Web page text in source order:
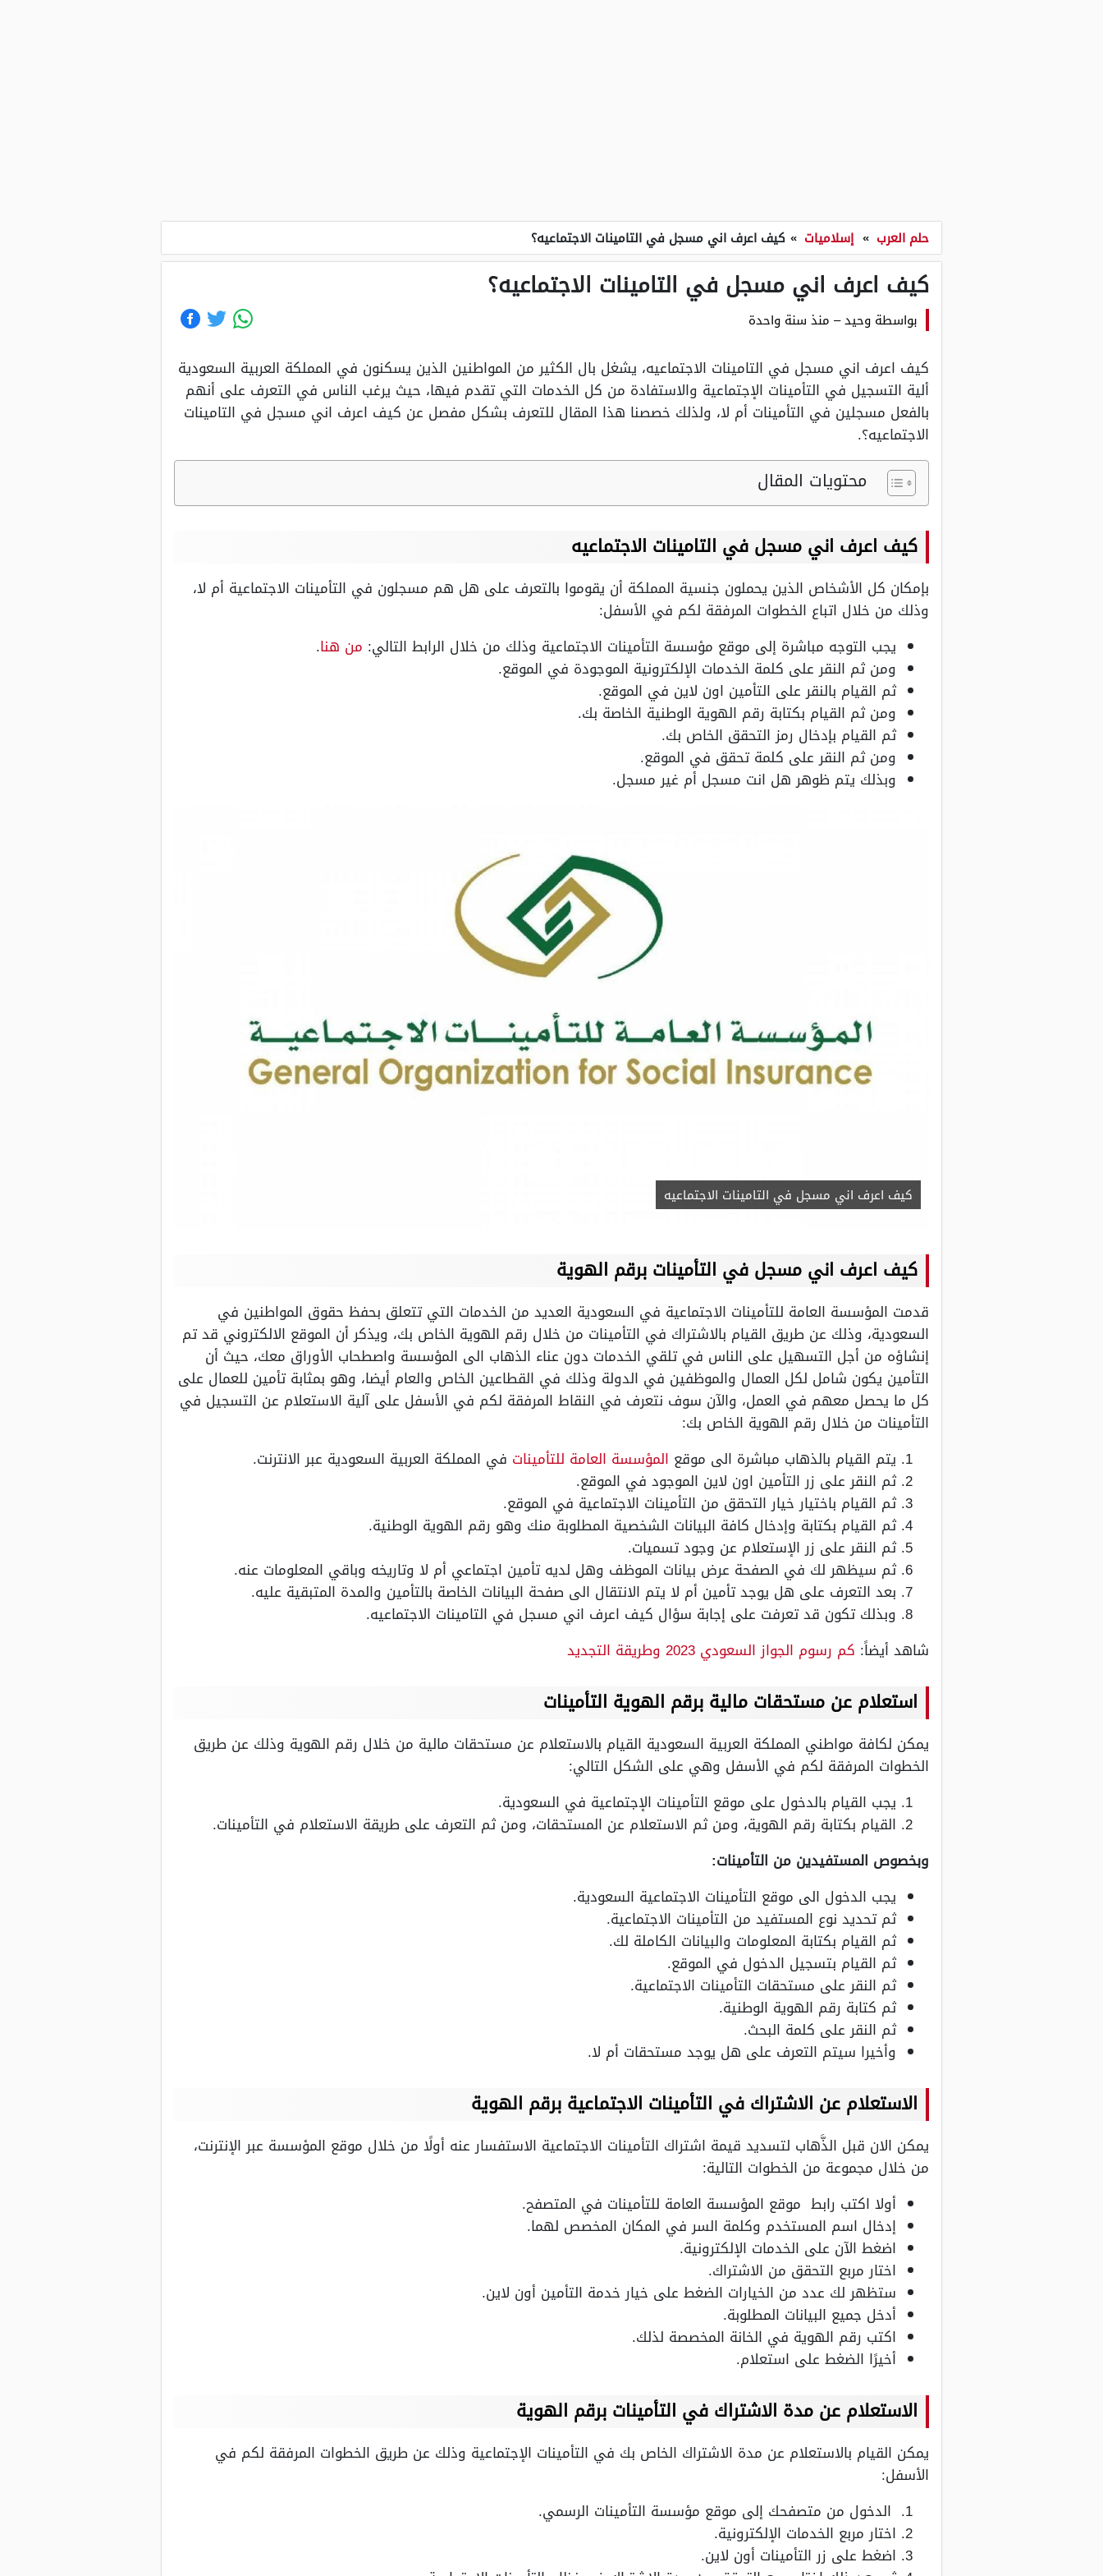
حلم العرب » إسلاميات » كيف اعرف اني مسجل في التامينات الاجتماعيه؟
كيف اعرف اني مسجل في التامينات الاجتماعيه؟
بواسطة وحيد– منذ سنة واحدة
كيف اعرف اني مسجل في التامينات الاجتماعيه، يشغل بال الكثير من المواطنين الذين يسكنون في المملكة العربية السعودية
ألية التسجيل في التأمينات الإجتماعية والاستفادة من كل الخدمات التي تقدم فيها، حيث يرغب الناس في التعرف على أنهم
بالفعل مسجلين في التأمينات أم لا، ولذلك خصصنا هذا المقال للتعرف بشكل مفصل عن كيف اعرف اني مسجل في التامينات
الاجتماعيه؟.
محتويات المقال
كيف اعرف اني مسجل في التامينات الاجتماعيه
بإمكان كل الأشخاص الذين يحملون جنسية المملكة أن يقوموا بالتعرف على هل هم مسجلون في التأمينات الاجتماعية أم لا،
وذلك من خلال اتباع الخطوات المرفقة لكم في الأسفل:
يجب التوجه مباشرة إلى موقع مؤسسة التأمينات الاجتماعية وذلك من خلال الرابط التالي: من هنا.
ومن ثم النقر على كلمة الخدمات الإلكترونية الموجودة في الموقع.
ثم القيام بالنقر على التأمين اون لاين في الموقع.
ومن ثم القيام بكتابة رقم الهوية الوطنية الخاصة بك.
ثم القيام بإدخال رمز التحقق الخاص بك.
ومن ثم النقر على كلمة تحقق في الموقع.
وبذلك يتم ظوهر هل انت مسجل أم غير مسجل.
كيف اعرف اني مسجل في التامينات الاجتماعيه
كيف اعرف اني مسجل في التأمينات برقم الهوية
قدمت المؤسسة العامة للتأمينات الاجتماعية في السعودية العديد من الخدمات التي تتعلق بحفظ حقوق المواطنين في
السعودية، وذلك عن طريق القيام بالاشتراك في التأمينات من خلال رقم الهوية الخاص بك، ويذكر أن الموقع الالكتروني قد تم
إنشاؤه من أجل التسهيل على الناس في تلقي الخدمات دون عناء الذهاب الى المؤسسة واصطحاب الأوراق معك، حيث أن
التأمين يكون شامل لكل العمال والموظفين في الدولة وذلك في القطاعين الخاص والعام أيضا، وهو بمثابة تأمين للعمال على
كل ما يحصل معهم في العمل، والآن سوف نتعرف في النقاط المرفقة لكم في الأسفل على آلية الاستعلام عن التسجيل في
التأمينات من خلال رقم الهوية الخاص بك:
يتم القيام بالذهاب مباشرة الى موقع المؤسسة العامة للتأمينات في المملكة العربية السعودية عبر الانترنت.
ثم النقر على زر التأمين اون لاين الموجود في الموقع.
ثم القيام باختيار خيار التحقق من التأمينات الاجتماعية في الموقع.
ثم القيام بكتابة وإدخال كافة البيانات الشخصية المطلوبة منك وهو رقم الهوية الوطنية.
ثم النقر على زر الإستعلام عن وجود تسميات.
ثم سيظهر لك في الصفحة عرض بيانات الموظف وهل لديه تأمين اجتماعي أم لا وتاريخه وباقي المعلومات عنه.
بعد التعرف على هل يوجد تأمين أم لا يتم الانتقال الى صفحة البيانات الخاصة بالتأمين والمدة المتبقية عليه.
وبذلك تكون قد تعرفت على إجابة سؤال كيف اعرف اني مسجل في التامينات الاجتماعيه.
شاهد أيضاً: كم رسوم الجواز السعودي 2023 وطريقة التجديد
استعلام عن مستحقات مالية برقم الهوية التأمينات
يمكن لكافة مواطني المملكة العربية السعودية القيام بالاستعلام عن مستحقات مالية من خلال رقم الهوية وذلك عن طريق
الخطوات المرفقة لكم في الأسفل وهي على الشكل التالي:
يجب القيام بالدخول على موقع التأمينات الإجتماعية في السعودية.
القيام بكتابة رقم الهوية، ومن ثم الاستعلام عن المستحقات، ومن ثم التعرف على طريقة الاستعلام في التأمينات.
وبخصوص المستفيدين من التأمينات:
يجب الدخول الى موقع التأمينات الاجتماعية السعودية.
ثم تحديد نوع المستفيد من التأمينات الاجتماعية.
ثم القيام بكتابة المعلومات والبيانات الكاملة لك.
ثم القيام بتسجيل الدخول في الموقع.
ثم النقر على مستحقات التأمينات الاجتماعية.
ثم كتابة رقم الهوية الوطنية.
ثم النقر على كلمة البحث.
وأخيرا سيتم التعرف على هل يوجد مستحقات أم لا.
الاستعلام عن الاشتراك في التأمينات الاجتماعية برقم الهوية
يمكن الان قبل الذَّهاب لتسديد قيمة اشتراك التأمينات الاجتماعية الاستفسار عنه أولًا من خلال موقع المؤسسة عبر الإنترنت،
من خلال مجموعة من الخطوات التالية:
أولا اكتب رابط موقع المؤسسة العامة للتأمينات في المتصفح.
إدخال اسم المستخدم وكلمة السر في المكان المخصص لهما.
اضغط الآن على الخدمات الإلكترونية.
اختار مربع التحقق من الاشتراك.
ستظهر لك عدد من الخيارات الضغط على خيار خدمة التأمين أون لاين.
أدخل جميع البيانات المطلوبة.
اكتب رقم الهوية في الخانة المخصصة لذلك.
أخيرًا الضغط على استعلام.
الاستعلام عن مدة الاشتراك في التأمينات برقم الهوية
يمكن القيام بالاستعلام عن مدة الاشتراك الخاص بك في التأمينات الإجتماعية وذلك عن طريق الخطوات المرفقة لكم في
الأسفل:
الدخول من متصفحك إلى موقع مؤسسة التأمينات الرسمي.
اختار مربع الخدمات الإلكترونية.
اضغط على زر التأمينات أون لاين.